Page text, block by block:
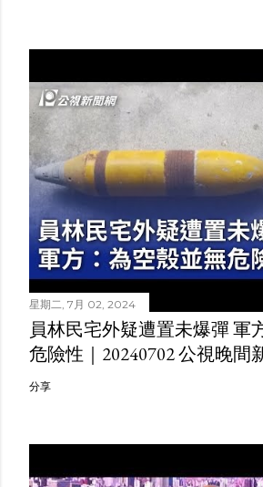
星期二, 7月 02, 2024
員林民宅外疑遭置未爆彈 軍
危險性｜20240702 公視晚間
分享